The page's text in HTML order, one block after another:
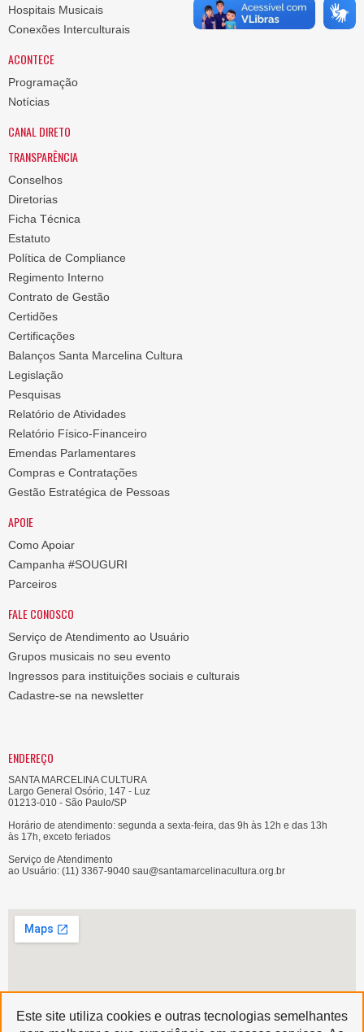
Hospitais Musicais
Conexões Interculturais
ACONTECE
Programação
Notícias
CANAL DIRETO
TRANSPARÊNCIA
Conselhos
Diretorias
Ficha Técnica
Estatuto
Política de Compliance
Regimento Interno
Contrato de Gestão
Certidões
Certificações
Balanços Santa Marcelina Cultura
Legislação
Pesquisas
Relatório de Atividades
Relatório Físico-Financeiro
Emendas Parlamentares
Compras e Contratações
Gestão Estratégica de Pessoas
APOIE
Como Apoiar
Campanha #SOUGURI
Parceiros
FALE CONOSCO
Serviço de Atendimento ao Usuário
Grupos musicais no seu evento
Ingressos para instituições sociais e culturais
Cadastre-se na newsletter
ENDEREÇO
SANTA MARCELINA CULTURA
Largo General Osório, 147 - Luz
01213-010 - São Paulo/SP
Horário de atendimento: segunda a sexta-feira, das 9h às 12h e das 13h
às 17h, exceto feriados
Serviço de Atendimento
ao Usuário: (11) 3367-9040 sau@santamarcelinacultura.org.br
Este site utiliza cookies e outras tecnologias semelhantes